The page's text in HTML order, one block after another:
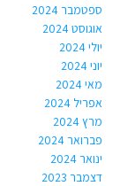
ספטמבר 2024
אוגוסט 2024
יולי 2024
יוני 2024
מאי 2024
אפריל 2024
מרץ 2024
פברואר 2024
ינואר 2024
דצמבר 2023